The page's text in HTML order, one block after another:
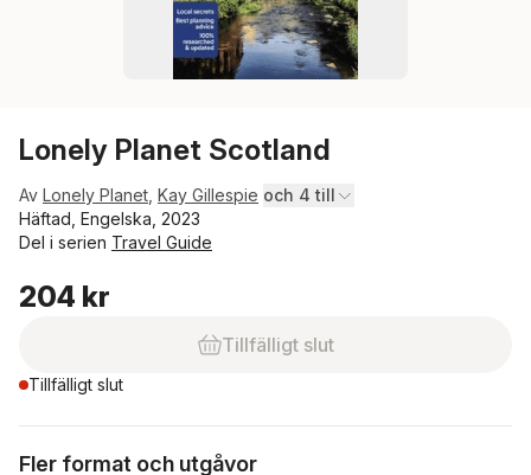
Lonely Planet Scotland
Av Lonely Planet Kay Gillespie och 4 till
Häftad, Engelska, 2023
Del i serien Travel Guide
204 kr
Tillfälligt slut
Tillfälligt slut
Fler format och utgåvor